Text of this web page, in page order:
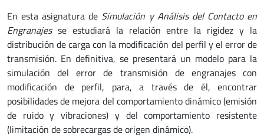
En esta asignatura de Simulación y Análisis del Contacto en
Engranajesse estudiará la relación entre la rigidez y la
distribución de carga con la modificación del perfil y el error de
transmisión. En definitiva, se presentará un modelo para la
simulación del error de transmisión de engranajes con
modificación de perfil, para, a través de él, encontrar
posibilidades de mejora del comportamiento dinámico (emisión
de ruido y vibraciones) y del comportamiento resistente
(limitación de sobrecargas de origen dinámico).